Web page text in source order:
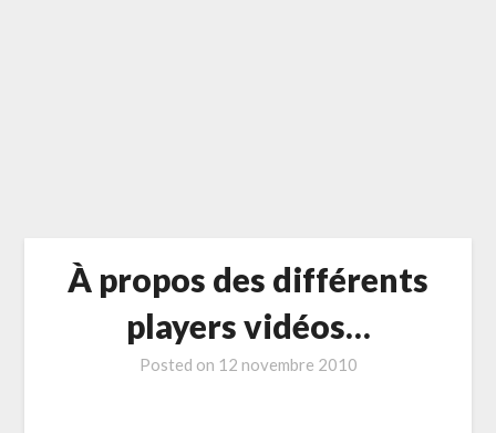
À propos des différents
players vidéos…
Posted on 12 novembre 2010